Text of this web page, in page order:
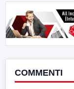
COMMENTI